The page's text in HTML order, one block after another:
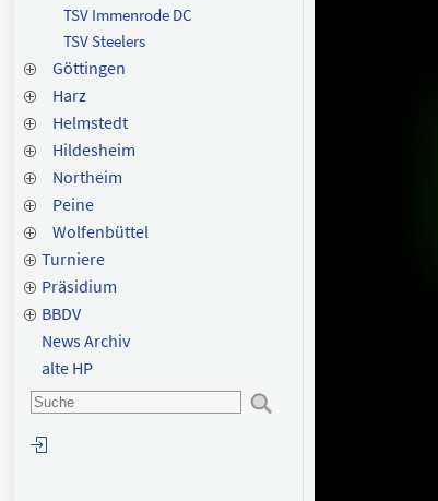
TSV Immenrode DC
TSV Steelers
Göttingen
Harz
Helmstedt
Hildesheim
Northeim
Peine
Wolfenbüttel
Turniere
Präsidium
BBDV
News Archiv
alte HP